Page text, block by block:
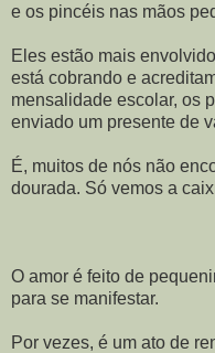
e os pincéis nas mãos
Eles estão mais
está cobrando e
mensalidade escolar, os
enviado um presente de
É, muitos de nós não
dourada. Só vemos a
*
O amor é feito de
para se manifestar.
Por vezes, é um ato de